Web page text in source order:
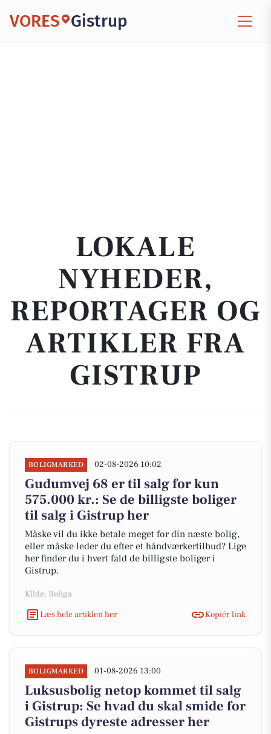
VORES Gistrup
LOKALE
NYHEDER,
REPORTAGER OG
ARTIKLER FRA
GISTRUP
BOLIGMARKED 02-08-2026 10:02
Gudumvej 68 er til salg for kun
575.000 kr.: Se de billigste boliger
til salg i Gistrup her
Måske vil du ikke betale meget for din næste bolig,
eller måske leder du efter et håndværkertilbud? Lige
her finder du i hvert fald de billigste boliger i
Gistrup.
Kilde: Boliga
Læs hele artiklen her
Kopiér link
BOLIGMARKED 01-08-2026 13:00
Luksusbolig netop kommet til salg
i Gistrup: Se hvad du skal smide for
Gistrups dyreste adresser her